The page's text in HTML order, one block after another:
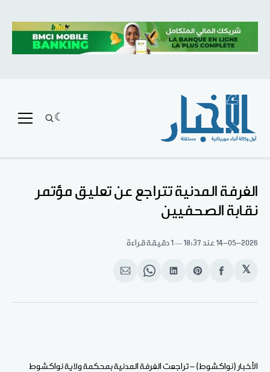
الغرفة المدنية تتراجع عن تعليق مؤتمر
نقابة الصحفيين
14-05-2026 عند 18:37 1 دقيقة قراءة
𝕏
انشر
الفيسبوك
Share
Pinterest
انشر
لينكد
Share
WhatsApp
انشر
الإيميل
الأخبار (نواكشوط) - تراجعت الغرفة المدنية بمحكمة ولاية نواكشوط